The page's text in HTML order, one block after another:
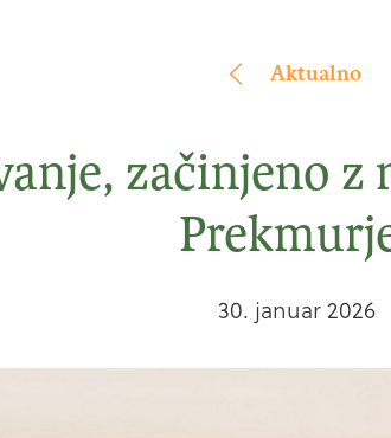
Aktualno
začinjeno z
30. januar 2026